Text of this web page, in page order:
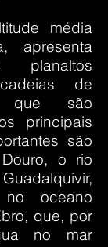
média
apresenta
planaltos
de
que são
principais
são
, o rio
,
oceano
, que, por
no mar